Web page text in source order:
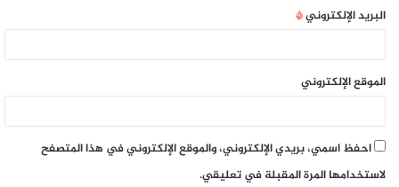
البريد الإلكتروني*
الموقع الإلكتروني
احفظ اسمي، بريدي الإلكتروني، والموقع الإلكتروني في هذا المتصفح
لاستخدامها المرة المقبلة في تعليقي.